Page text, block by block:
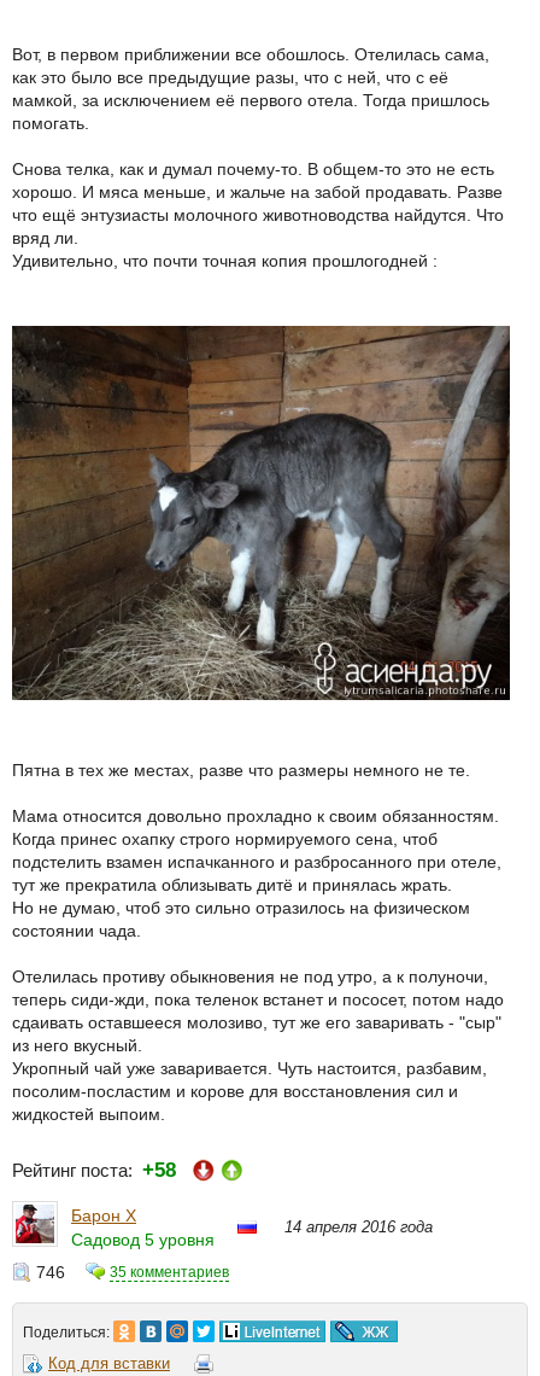
Вот, в первом приближении все обошлось. Отелилась сама,
как это было все предыдущие разы, что с ней, что с её
мамкой, за исключением её первого отела. Тогда пришлось
помогать.
Снова телка, как и думал почему-то. В общем-то это не есть
хорошо. И мяса меньше, и жальче на забой продавать. Разве
что ещё энтузиасты молочного животноводства найдутся. Что
вряд ли.
Удивительно, что почти точная копия прошлогодней :
Пятна в тех же местах, разве что размеры немного не те.
Мама относится довольно прохладно к своим обязанностям.
Когда принес охапку строго нормируемого сена, чтоб
подстелить взамен испачканного и разбросанного при отеле,
тут же прекратила облизывать дитё и принялась жрать.
Но не думаю, чтоб это сильно отразилось на физическом
состоянии чада.
Отелилась противу обыкновения не под утро, а к полуночи,
теперь сиди-жди, пока теленок встанет и пососет, потом надо
сдаивать оставшееся молозиво, тут же его заваривать - "сыр"
из него вкусный.
Укропный чай уже заваривается. Чуть настоится, разбавим,
посолим-посластим и корове для восстановления сил и
жидкостей выпоим.
Рейтинг поста: +58
Барон Х
Садовод 5 уровня
14 апреля 2016 года
746 35 комментариев
Поделиться:
Код для вставки